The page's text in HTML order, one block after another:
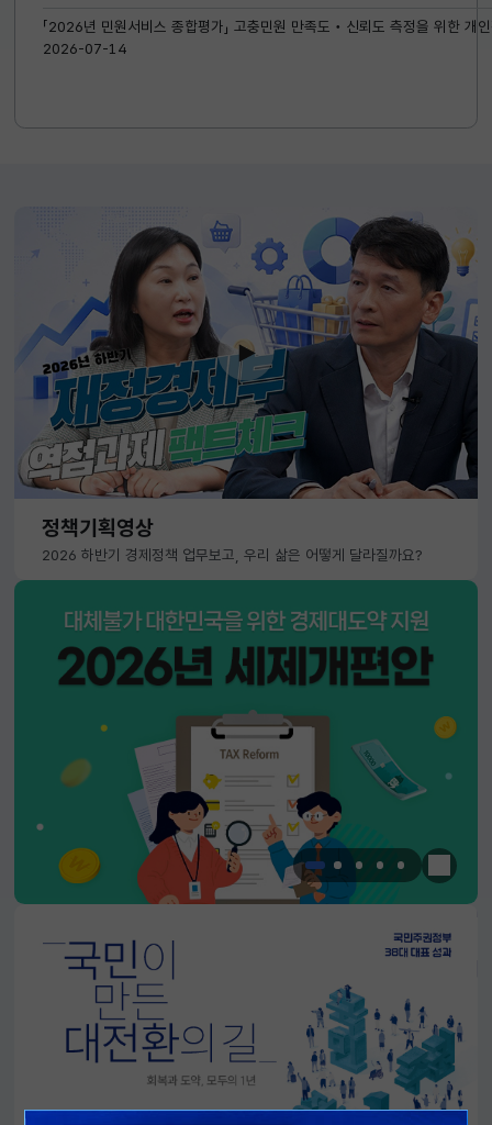
「2026년 민원서비스 종합평가」 고충민원 만족도‧신뢰도 측정을 위한 개
2026-07-14
정책기획영상
2026 하반기 경제정책 업무보고, 우리 삶은 어떻게 달라질까요?
한눈에